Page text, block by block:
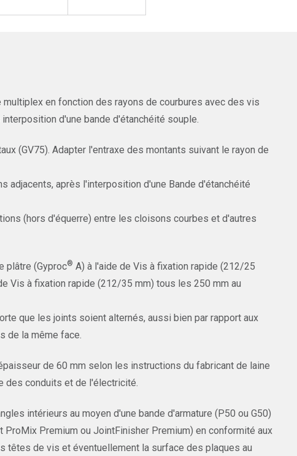
en fonction des rayons de courbures avec des vis
d'une bande d'étanchéité souple.
(GV75). Adapter l'entraxe des montants suivant le rayon de
adjacents, après l'interposition d'une Bande d'étanchéité
(hors d'équerre) entre les cloisons courbes et d'autres
plâtre (Gyproc® A) à l'aide de Vis à fixation rapide (212/25
Vis à fixation rapide (212/35 mm) tous les 250 mm au
que les joints soient alternés, aussi bien par rapport aux
de la même face.
de 60 mm selon les instructions du fabricant de laine
des conduits et de l'électricité.
intérieurs au moyen d'une bande d'armature (P50 ou G50)
Premium ou JointFinisher Premium) en conformité aux
têtes de vis et éventuellement la surface des plaques au